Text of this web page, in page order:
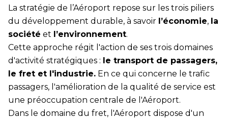
La stratégie de l’Aéroport repose sur les trois piliers
du développement durable, à savoir l’économie, la
société et l’environnement.
Cette approche régit l'action de ses trois domaines
d'activité stratégiques : le transport de passagers,
le fret et l'industrie. En ce qui concerne le trafic
passagers, l'amélioration de la qualité de service est
une préoccupation centrale de l'Aéroport.
Dans le domaine du fret, l'Aéroport dispose d'un